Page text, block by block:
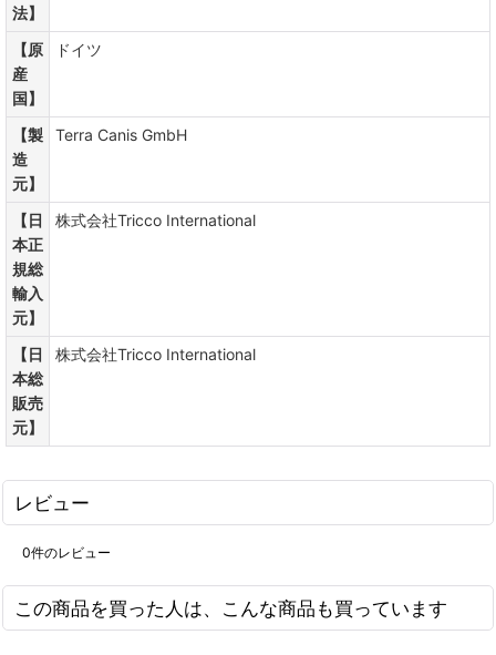
法】
【原
産
国】
ドイツ
【製
造
元】
Terra Canis GmbH
【日
本正
規総
輸入
元】
株式会社Tricco International
【日
本総
販売
元】
株式会社Tricco International
レビュー
0件のレビュー
この商品を買った人は、こんな商品も買っています